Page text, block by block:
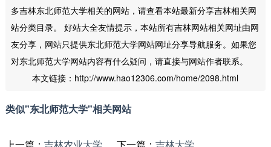
多吉林东北师范大学相关的网站，请查看本站最新分享吉林相关网
站分类目录。 好站大全友情提示，本站所有吉林网站相关网址由网
友分享，网站只提供东北师范大学网站网址分享导航服务。如果您
对东北师范大学网站内容有什么疑问，请直接与网站作者联系。
本文链接：http://www.hao12306.com/home/2098.html
类似"东北师范大学"相关网站